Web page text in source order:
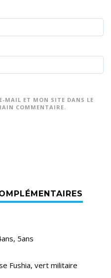
MAIL ET MON SITE DANS LE
COMMENTAIRE.
5ans
Fushia, vert militaire